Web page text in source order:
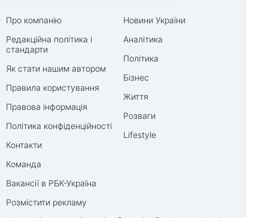
Про компанію
Редакційна політика і
стандарти
Як стати нашим автором
Правила користування
Правова інформація
Політика конфіденційності
Контакти
Команда
Вакансії в РБК-Україна
Розмістити рекламу
Новини України
Аналітика
Політика
Бізнес
Життя
Розваги
Lifestyle